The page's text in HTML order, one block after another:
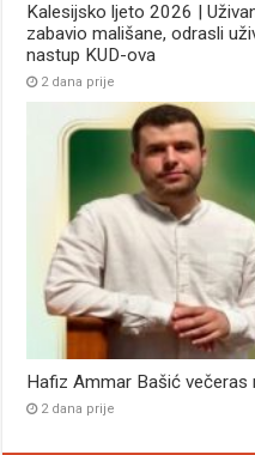
Kalesijsko ljeto 2026 |
zabavio mališane, odrasli
nastup KUD-ova
2 dana prije
Hafiz Ammar Bašić večeras
2 dana prije